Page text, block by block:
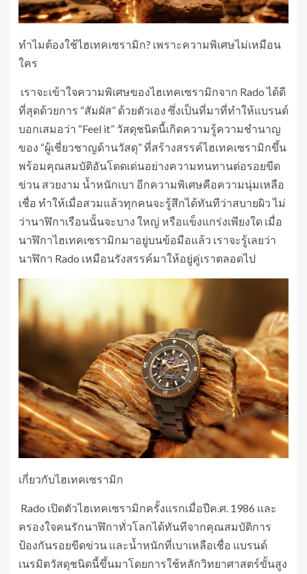
ทำไมต้องใช้ไฮเทคเซรามิก? เพราะความพิเศษไม่เหมือน
ใคร
เราจะเข้าใจความพิเศษของไฮเทคเซรามิกจาก Rado ได้ดี
ที่สุดด้วยการ “สัมผัส” ด้วยตัวเอง ซึ่งเป็นที่มาที่ทำให้แบรนด์
บอกเสมอว่า “Feel it” วัสดุชนิดนี้เกิดความรู้ความชำนาญ
ของ “ผู้เชี่ยวชาญด้านวัสดุ” ที่สร้างสรรค์ไฮเทคเซรามิกขึ้น
พร้อมคุณสมบัติอันโดดเด่นอย่างความทนทานต่อรอยขีด
ข่วน สวยงาม น้ำหนักเบา อีกความพิเศษคือความนุ่มเหลือ
เชื่อ ทำให้เมื่อสวมแล้วทุกคนจะรู้สึกได้ทันทีว่าสบายผิว ไม่
ว่านาฬิกาเรือนนั้นจะบาง ใหญ่ หรือแข็งแกร่งเพียงใด เมื่อ
นาฬิกาไฮเทคเซรามิกมาอยู่บนข้อมือแล้ว เราจะรู้เลยว่า
นาฬิกา Rado เหมือนรังสรรค์มาให้อยู่คู่เราตลอดไป
เกี่ยวกับไฮเทคเซรามิก
Rado เปิดตัวไฮเทคเซรามิกครั้งแรกเมื่อปีค.ศ. 1986 และ
ครองใจคนรักนาฬิกาทั่วโลกได้ทันทีจากคุณสมบัติการ
ป้องกันรอยขีดข่วน และน้ำหนักที่เบาเหลือเชื่อ แบรนด์
เนรมิตวัสดุชนิดนี้ขึ้นมาโดยการใช้หลักวิทยาศาสตร์ขั้นสูง